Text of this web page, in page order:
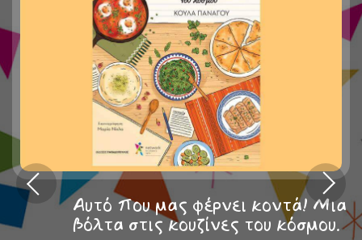
Αυτό που μας φέρνει κοντά! Μια
βόλτα στις κουζίνες του κόσμου.